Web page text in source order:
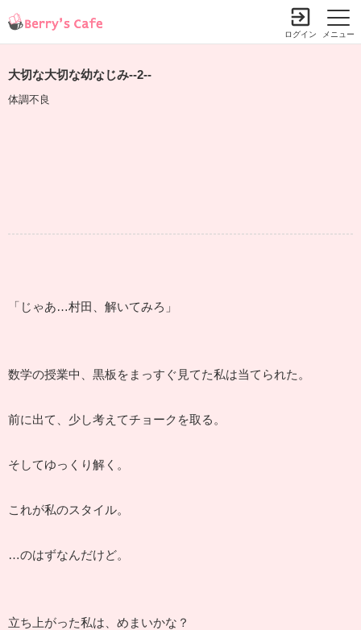
メニュー
ログイン
大切な大切な幼なじみ--2--
体調不良
「じゃあ…村田、解いてみろ」
数学の授業中、黒板をまっすぐ見てた私は当てられた。
前に出て、少し考えてチョークを取る。
そしてゆっくり解く。
これが私のスタイル。
…のはずなんだけど。
立ち上がった私は、めまいかな？